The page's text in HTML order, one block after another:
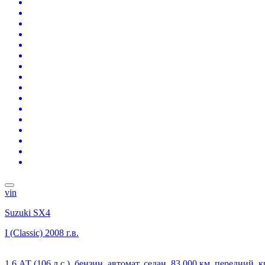
vin
Suzuki SX4
I (Classic) 2008 г.в.